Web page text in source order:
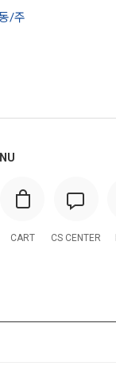
/주
CART CS CENTER